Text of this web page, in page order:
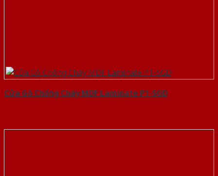
Cửa Gỗ Chống Cháy MDF Laminate P1-SGD